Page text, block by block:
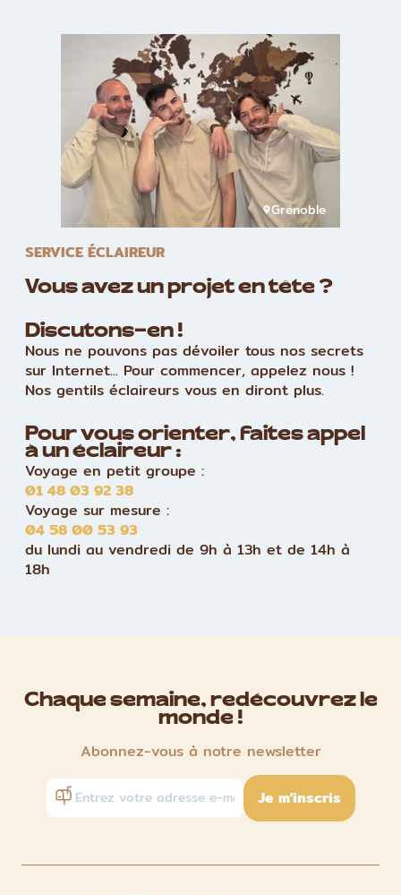
Grenoble
SERVICE ÉCLAIREUR
Vous avez un projet en tête ?
Discutons-en !
Nous ne pouvons pas dévoiler tous nos secrets
sur Internet... Pour commencer, appelez nous !
Nos gentils éclaireurs vous en diront plus.
Pour vous orienter, faites appel
à un éclaireur :
Voyage en petit groupe :
01 48 03 92 38
Voyage sur mesure :
04 58 00 53 93
du lundi au vendredi de 9h à 13h et de 14h à
18h
Chaque semaine, redécouvrez le
monde !
Abonnez-vous à notre newsletter
Je m'inscris